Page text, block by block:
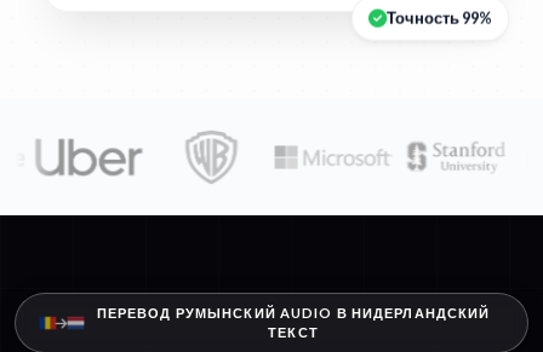
Точность 99%
ПЕРЕВОД РУМЫНСКИЙ AUDIO В НИДЕРЛАНДСКИЙ
ТЕКСТ